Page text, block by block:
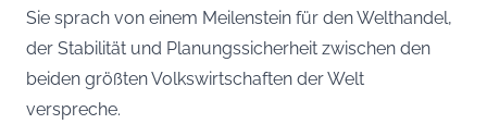
Sie sprach von einem Meilenstein für den Welthandel,
der Stabilität und Planungssicherheit zwischen den
beiden größten Volkswirtschaften der Welt
verspreche.